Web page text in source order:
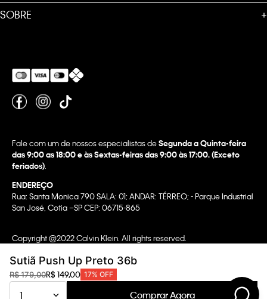
Sutiã Push Up Preto 36b
R$179,00R$149,00 17% OFF
1 Comprar Agora
SOBRE +
Fale com um de nossos especialistas deSegunda a Quinta-feira
das 9:00 as 18:00 e às Sextas-feiras das 9:00 às 17:00. (Exceto
feriados)
ENDEREÇO
Rua: Santa Monica 790 SALA: 01; ANDAR: TÉRREO; - Parque Industrial
San José, Cotia –SP CEP: 06715-865
Copyright @2022 Calvin Klein. All rights reserved.
CNPJ 07.296.319/0058-90
CA Transparency In Supply Chain & UK Modern Slavery Statement |